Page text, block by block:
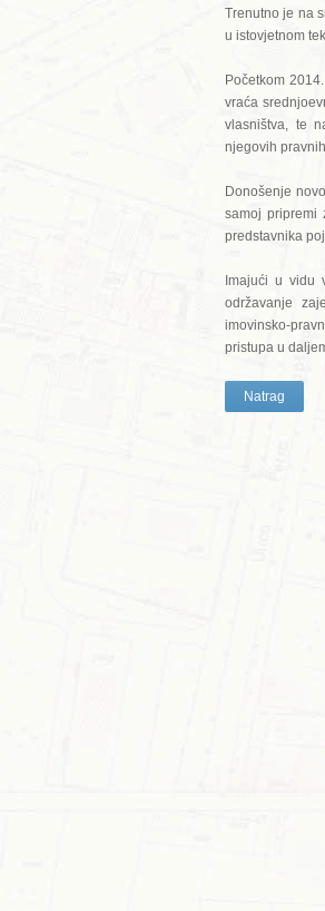
Trenutno je na
u istovjetnom
Početkom
vraća
vlasništva, te
njegovih
Donošenje
samoj pripremi
predstavnika
Imajući u vidu
održavanje
imovinsko-
pristupa u
Natrag